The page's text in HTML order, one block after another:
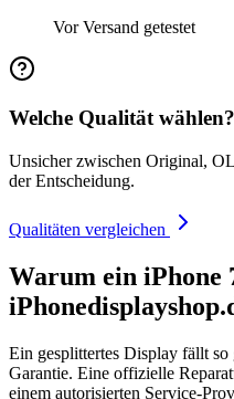
Vor Versand getestet
Welche Qualität wählen?
Unsicher zwischen Original,
der Entscheidung.
Qualitäten vergleichen
Warum ein iPhone
Ein gesplittertes Display fällt
Garantie. Eine offizielle
einem autorisierten Service-